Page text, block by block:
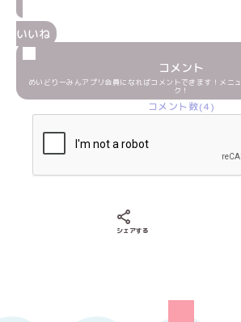
いいね
コメント
めいどりーみんアプリ会員になればコメントできます！メニ
ク！
コメント数(4)
シェアする